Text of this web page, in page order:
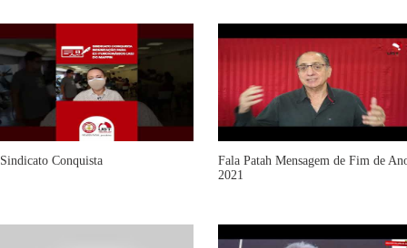
Sindicato Conquista
Fala Patah Mensagem de Fim de
2021